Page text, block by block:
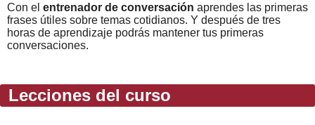
Con el entrenador de conversación aprendes las primeras
frases útiles sobre temas cotidianos. Y después de tres
horas de aprendizaje podrás mantener tus primeras
conversaciones.
Lecciones del curso